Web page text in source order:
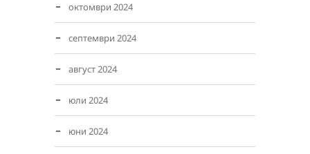
октомври 2024
септември 2024
август 2024
юли 2024
юни 2024